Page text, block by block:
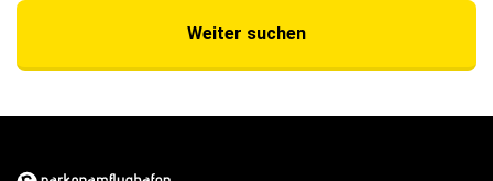
Weiter suchen